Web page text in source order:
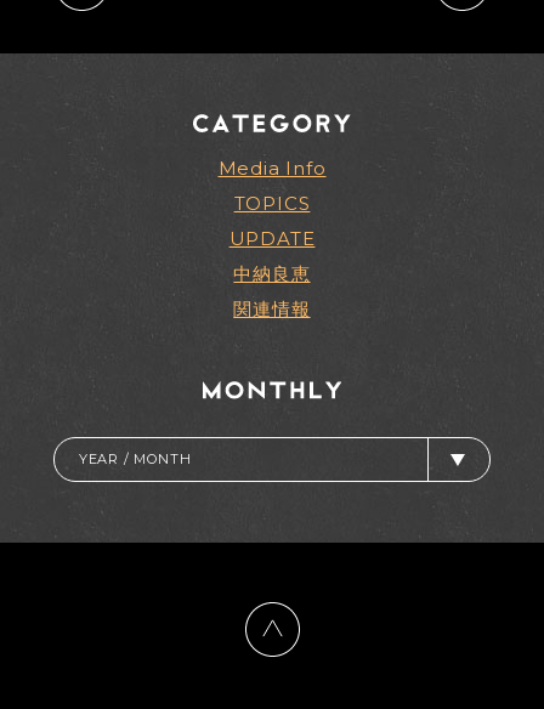
Media Info
TOPICS
UPDATE
中納良恵
関連情報
YEAR / MONTH